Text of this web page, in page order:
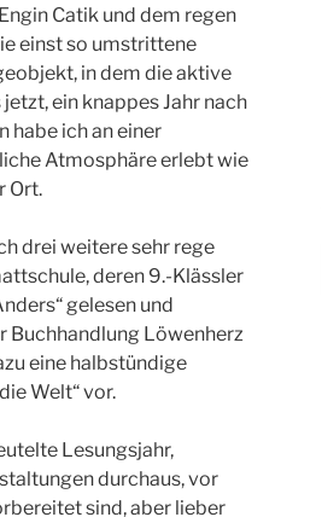
Catik und dem regen
einst so umstrittene
in dem die aktive
ein knappes Jahr nach
habe ich an einer
Atmosphäre erlebt wie
Ort.
drei weitere sehr rege
deren 9.-Klässler
gelesen und
Buchhandlung Löwenherz
eine halbstündige
Welt“ vor.
Lesungsjahr,
durchaus, vor
sind, aber lieber